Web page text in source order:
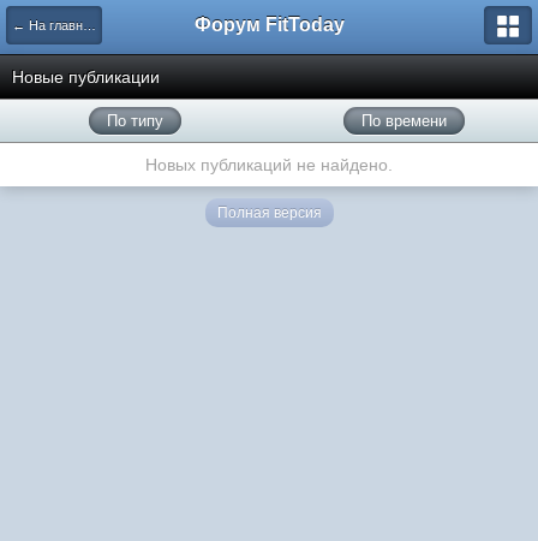
← На главную Форум FitToday
Новые публикации
По типу По времени
Новых публикаций не найдено.
Полная версия